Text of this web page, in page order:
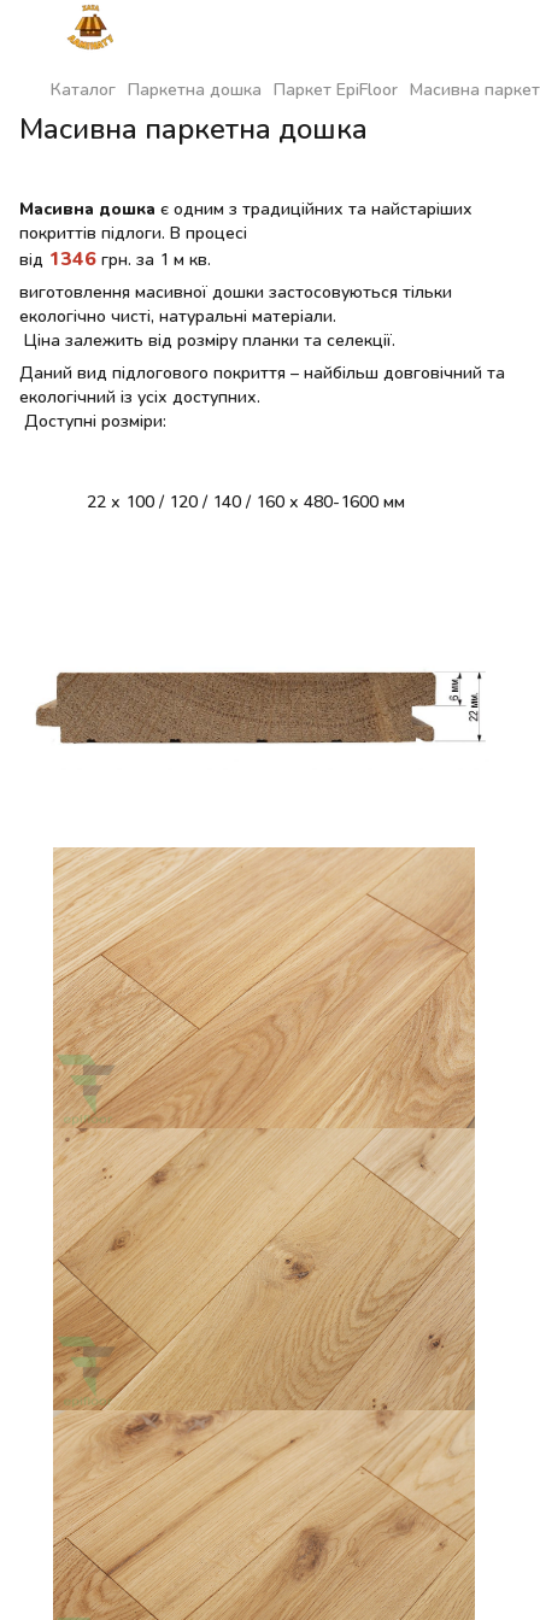
Каталог Паркетна дошка Паркет EpiFloor Масивна
Масивна паркетна дошка
Масивна дошка є одним з традиційних та найстаріших
покриттів підлоги. В процесі
від 1346 грн. за 1 м кв.
виготовлення масивної дошки застосовуються тільки
екологічно чисті, натуральні матеріали.
Ціна залежить від розміру планки та селекції.
Даний вид підлогового покриття – найбільш довговічний та
екологічний із усіх доступних.
Доступні розміри:
22 х 100 / 120 / 140 / 160 х 480-1600 мм